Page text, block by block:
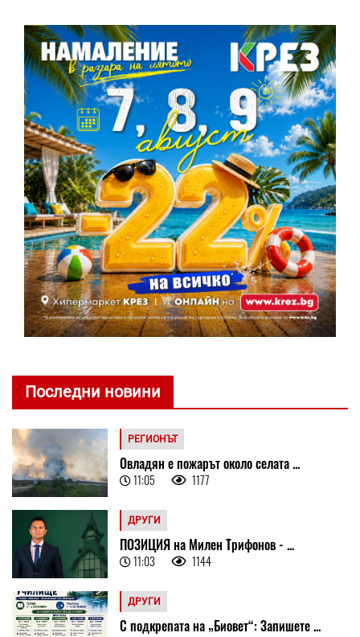
Последни новини
РЕГИОНЪТ
Овладян е пожарът около селата ...
11:05 1177
ДРУГИ
ПОЗИЦИЯ на Милен Трифонов - ...
11:03 1144
ДРУГИ
С подкрепата на „Биовет“: Запишете ...